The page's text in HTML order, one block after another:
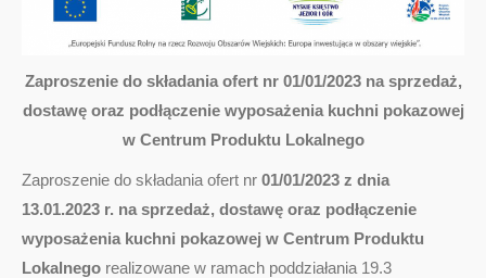
Zaproszenie do składania ofert nr 01/01/2023 na sprzedaż,
dostawę oraz podłączenie wyposażenia kuchni pokazowej
w Centrum Produktu Lokalnego
Zaproszenie do składania ofert nr 01/01/2023 z dnia
13.01.2023 r. na sprzedaż, dostawę oraz podłączenie
wyposażenia kuchni pokazowej w Centrum Produktu
Lokalnego realizowane w ramach poddziałania 19.3